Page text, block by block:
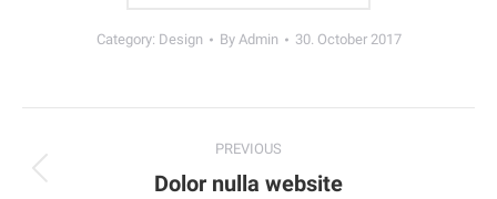
Category: Design By Admin 30. October 2017
navigation
PREVIOUS
Previous
Dolor nulla website